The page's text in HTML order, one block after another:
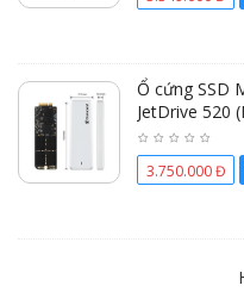
Ổ cứng SSD
JetDrive 520
3.750.000 Đ